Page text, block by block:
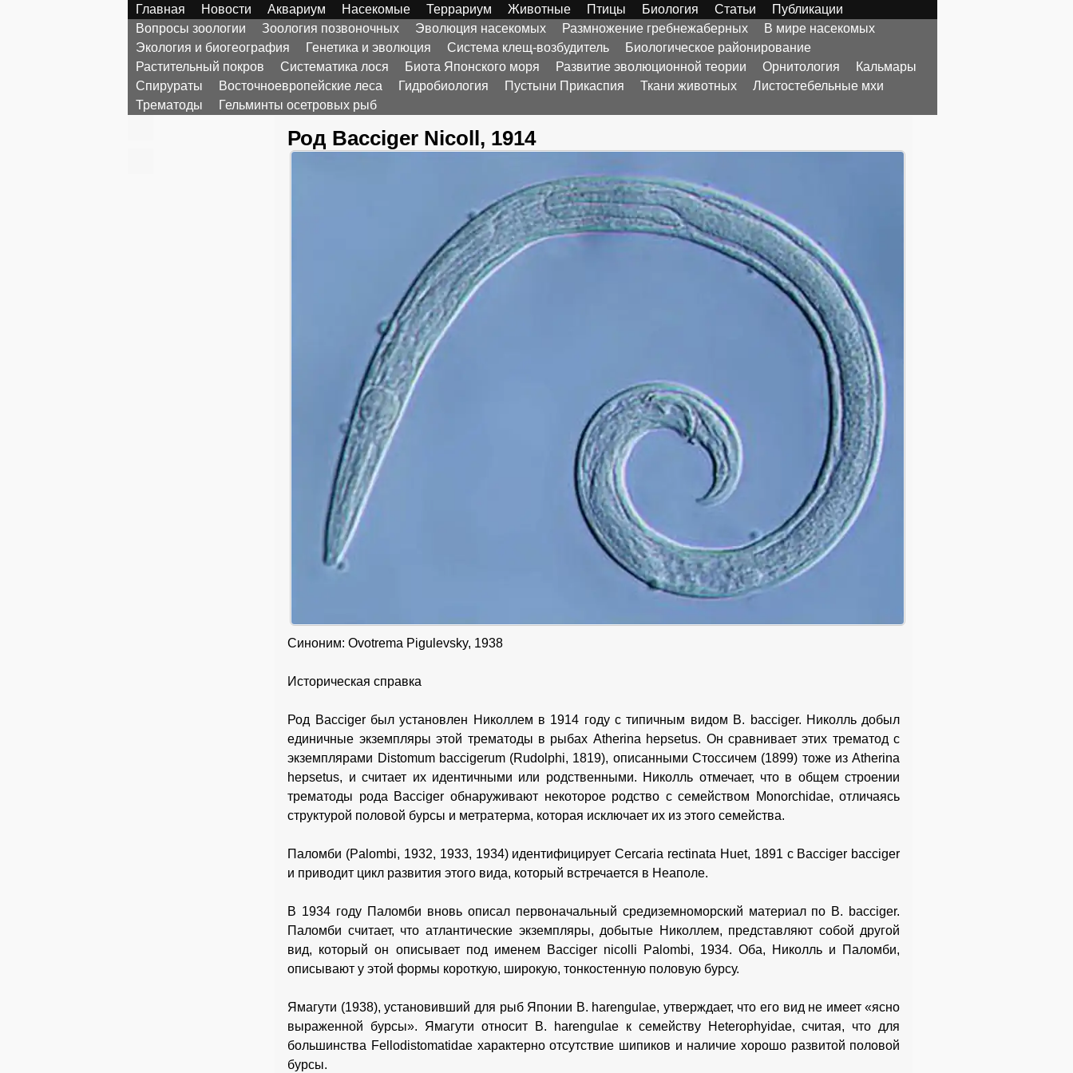
Главная Новости Аквариум Насекомые Террариум Животные Птицы Биология Статьи
Публикации
Вопросы зоологии
Зоология позвоночных Эволюция насекомых Размножение гребнежаберных
В мире насекомых
Экология и биогеография
Генетика и эволюция Система клещ-возбудитель
Биологическое районирование
Растительный покров
Систематика лося Биота Японского моря Развитие эволюционной теории Орнитология
Кальмары
Спирураты
Восточноевропейские леса Гидробиология Пустыни Прикаспия Ткани животных
Листостебельные мхи
Трематоды
Гельминты осетровых рыб
Род Bacciger Nicoll, 1914
Синоним: Ovotrema Pigulevsky, 1938
Историческая справка
Род Bacciger был установлен Николлем в 1914 году с типичным видом В. bacciger. Николль добыл
единичные экземпляры этой трематоды в рыбах Atherina hepsetus. Он сравнивает этих трематод с
экземплярами Distomum baccigerum (Rudolphi, 1819), описанными Стоссичем (1899) тоже из Atherina
hepsetus, и считает их идентичными или родственными. Николль отмечает, что в общем строении
трематоды рода Bacciger обнаруживают некоторое родство с семейством Monorchidae, отличаясь
структурой половой бурсы и метратерма, которая исключает их из этого семейства.
Паломби (Palombi, 1932, 1933, 1934) идентифицирует Cercaria rectinata Huet, 1891 с Bacciger bacciger
и приводит цикл развития этого вида, который встречается в Неаполе.
В 1934 году Паломби вновь описал первоначальный средиземноморский материал по В. bacciger.
Паломби считает, что атлантические экземпляры, добытые Николлем, представляют собой другой
вид, который он описывает под именем Bacciger nicolli Palombi, 1934. Оба, Николль и Паломби,
описывают у этой формы короткую, широкую, тонкостенную половую бурсу.
Ямагути (1938), установивший для рыб Японии В. harengulae, утверждает, что его вид не имеет «ясно
выраженной бурсы». Ямагути относит B. harengulae к семейству Heterophyidae, считая, что для
большинства Fellodistomatidae характерно отсутствие шипиков и наличие хорошо развитой половой
бурсы.